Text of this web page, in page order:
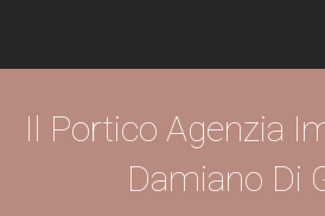
Il Portico Agenzia
Damiano Di